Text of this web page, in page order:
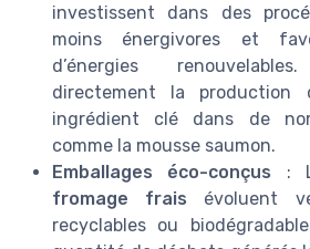
investissent dans des
moins énergivores et
d’énergies
directement la production
ingrédient clé dans de
comme la mousse saumon.
Emballages éco-conçus :
fromage frais évoluent
recyclables ou